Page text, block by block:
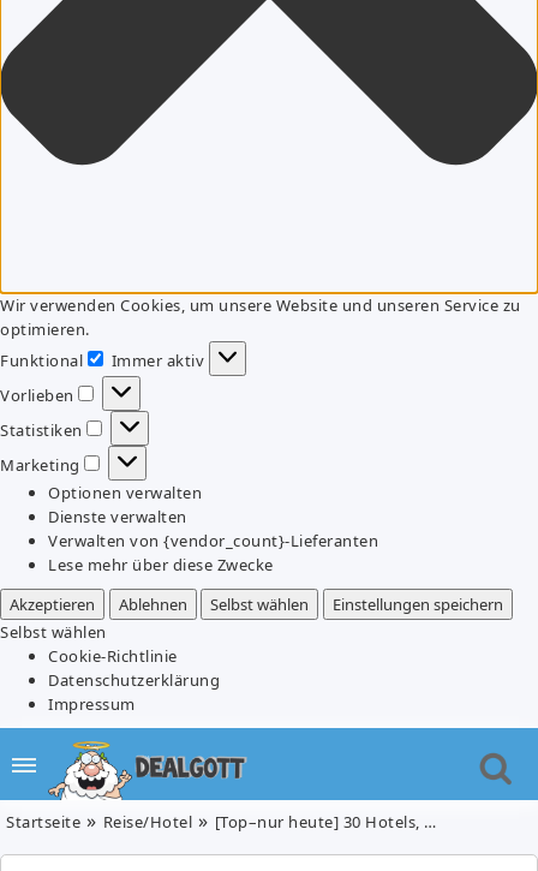
Wir verwenden Cookies, um unsere Website und unseren Service zu
optimieren.
Funktional
Funktional
Immer aktiv
Vorlieben
Vorlieben
Statistiken
Statistiken
Marketing
Marketing
Optionen verwalten
Dienste verwalten
Verwalten von {vendor_count}-Lieferanten
Lese mehr über diese Zwecke
Akzeptieren
Ablehnen Selbst wählen
Einstellungen speichern
Selbst wählen
Cookie-Richtlinie
Datenschutzerklärung
Impressum
Startseite Reise/Hotel [Top–nur heute] 30 Hotels, 20 Städte: A&O Hotelgutschein ab 19,99€ pro Person/Nacht